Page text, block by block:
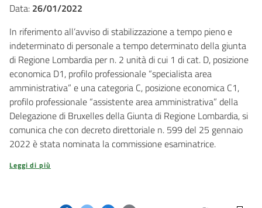
Data: 26/01/2022
In riferimento all’avviso di stabilizzazione a tempo pieno e
indeterminato di personale a tempo determinato della giunta
di Regione Lombardia per n. 2 unità di cui 1 di cat. D, posizione
economica D1, profilo professionale “specialista area
amministrativa” e una categoria C, posizione economica C1,
profilo professionale “assistente area amministrativa” della
Delegazione di Bruxelles della Giunta di Regione Lombardia, si
comunica che con decreto direttoriale n. 599 del 25 gennaio
2022 è stata nominata la commissione esaminatrice.
Leggi di più